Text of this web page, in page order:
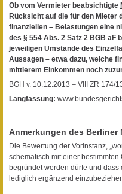
Ob vom Vermieter beabsichtigte
Rücksicht auf die für den Mieter
finanziellen – Belastungen eine
des § 554 Abs. 2 Satz 2 BGB
jeweiligen Umstände des
Aussagen – etwa dazu, welche
mittlerem Einkommen noch
BGH v. 10.12.2013 – VIII ZR 174/
Langfassung:
Anmerkungen des Berliner
Die Bewertung der Vorinstanz,
schematisch mit einer
begründet werden dürfe und dass
lediglich ergänzend